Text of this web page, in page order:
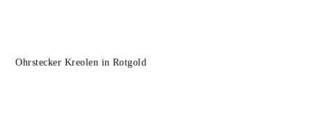
Ohrstecker Kreolen in Rotgold